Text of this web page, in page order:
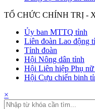
TỔ CHỨC CHÍNH TRỊ -
Ủy ban MTTQ tỉnh
Liên đoàn Lao động
Tỉnh đoàn
Hội Nông dân tỉnh
Hội Liên hiệp Phụ
Hội Cựu chiến binh
×